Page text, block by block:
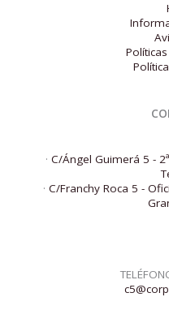
· C/Ángel Guimerá 5 -
· C/Franchy Roca 5 -